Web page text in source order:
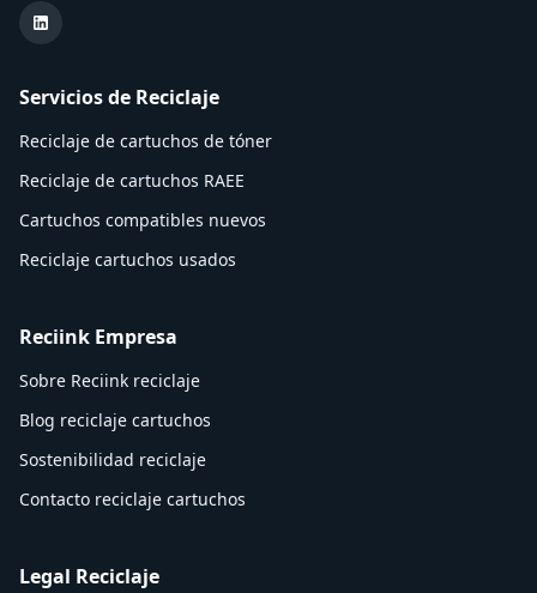
LinkedIn Reciink
Servicios de Reciclaje
Reciclaje de cartuchos de tóner
Reciclaje de cartuchos RAEE
Cartuchos compatibles nuevos
Reciclaje cartuchos usados
Reciink Empresa
Sobre Reciink reciclaje
Blog reciclaje cartuchos
Sostenibilidad reciclaje
Contacto reciclaje cartuchos
Legal Reciclaje